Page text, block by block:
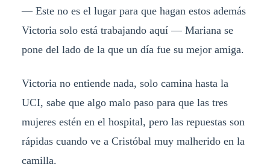
— Este no es el lugar para que hagan estos además
Victoria solo está trabajando aquí — Mariana se
pone del lado de la que un día fue su mejor amiga.
Victoria no entiende nada, solo camina hasta la
UCI, sabe que algo malo paso para que las tres
mujeres estén en el hospital, pero las repuestas son
rápidas cuando ve a Cristóbal muy malherido en la
camilla.